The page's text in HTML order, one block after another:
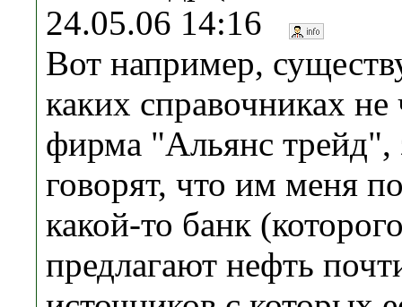
24.05.06 14:16
Вот например,
каких справочниках не
фирма "Альянс трейд",
говорят, что им меня
какой-то банк
предлагают нефть